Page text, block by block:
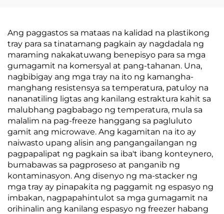
Ang paggastos sa mataas na kalidad na plastikong
tray para sa tinatamang pagkain ay nagdadala ng
maraming nakakatuwang benepisyo para sa mga
gumagamit na komersyal at pang-tahanan. Una,
nagbibigay ang mga tray na ito ng kamangha-
manghang resistensya sa temperatura, patuloy na
nananatiling ligtas ang kanilang estraktura kahit sa
malubhang pagbabago ng temperatura, mula sa
malalim na pag-freeze hanggang sa pagluluto
gamit ang microwave. Ang kagamitan na ito ay
naiwasto upang alisin ang pangangailangan ng
pagpapalipat ng pagkain sa iba't ibang konteynero,
bumabawas sa pagproseso at panganib ng
kontaminasyon. Ang disenyo ng ma-stacker ng
mga tray ay pinapakita ng paggamit ng espasyo ng
imbakan, nagpapahintulot sa mga gumagamit na
orihinalin ang kanilang espasyo ng freezer habang